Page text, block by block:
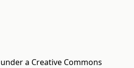
a Creative Commons